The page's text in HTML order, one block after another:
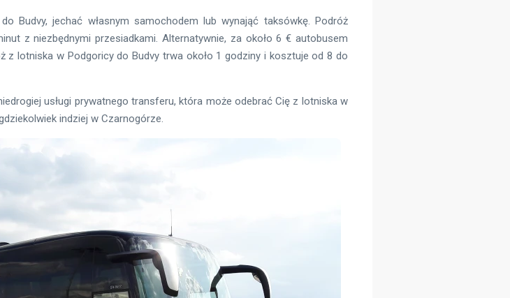
Budvy, jechać własnym samochodem lub wynająć taksówkę. Podróż
z niezbędnymi przesiadkami. Alternatywnie, za około 6 € autobusem
z lotniska w Podgoricy do Budvy trwa około 1 godziny i kosztuje od 8 do
usługi prywatnego transferu, która może odebrać Cię z lotniska w
indziej w Czarnogórze.